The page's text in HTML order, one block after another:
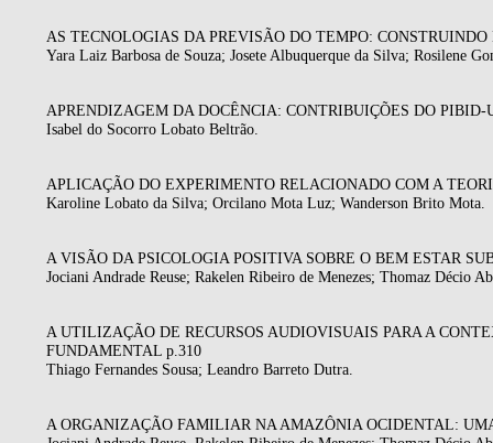
AS TECNOLOGIAS DA PREVISÃO DO TEMPO:
Yara Laiz Barbosa de Souza; Josete Albuquerque da Silva; Rosilene
APRENDIZAGEM DA DOCÊNCIA: CONTRIBUIÇÕES DO PIBID-
Isabel do Socorro Lobato Beltrão.
APLICAÇÃO DO EXPERIMENTO RELACIONADO COM A
Karoline Lobato da Silva; Orcilano Mota Luz; Wanderson Brito Mota.
A VISÃO DA PSICOLOGIA POSITIVA SOBRE O BEM ESTAR
Jociani Andrade Reuse; Rakelen Ribeiro de Menezes; Thomaz Décio
A UTILIZAÇÃO DE RECURSOS AUDIOVISUAIS PARA A
FUNDAMENTAL p.310
Thiago Fernandes Sousa; Leandro Barreto Dutra.
A ORGANIZAÇÃO FAMILIAR NA AMAZÔNIA OCIDENTAL: